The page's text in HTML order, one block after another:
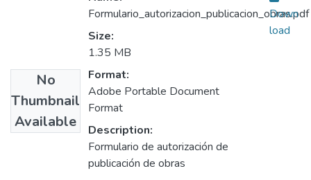
No
Thumbnail
Available
Formulario_autorizacion_publicacion_obras.pdf
Size:
1.35 MB
Format:
Adobe Portable Document
Format
Description:
Formulario de autorización de
publicación de obras
Down
load